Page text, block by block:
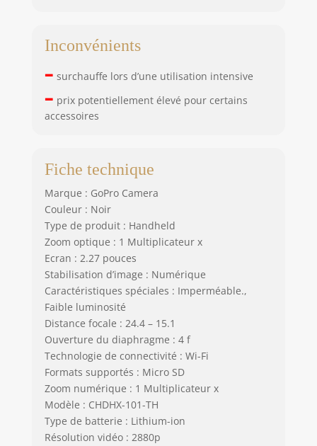
Inconvénients
– surchauffe lors d’une utilisation intensive
– prix potentiellement élevé pour certains
accessoires
Fiche technique
Marque : GoPro Camera
Couleur : Noir
Type de produit : Handheld
Zoom optique : 1 Multiplicateur x
Ecran : 2.27 pouces
Stabilisation d’image : Numérique
Caractéristiques spéciales : Imperméable.,
Faible luminosité
Distance focale : 24.4 – 15.1
Ouverture du diaphragme : 4 f
Technologie de connectivité : Wi-Fi
Formats supportés : Micro SD
Zoom numérique : 1 Multiplicateur x
Modèle : CHDHX-101-TH
Type de batterie : Lithium-ion
Résolution vidéo : 2880p